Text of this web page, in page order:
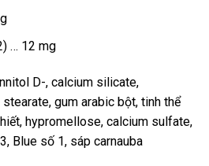
… 12 mg
D-, calcium silicate,
gum arabic bột, tinh thể
hypromellose, calcium sulfate,
Blue số 1, sáp carnauba